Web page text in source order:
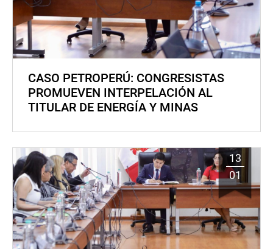
CASO PETROPERÚ: CONGRESISTAS
PROMUEVEN INTERPELACIÓN AL
TITULAR DE ENERGÍA Y MINAS
13
01